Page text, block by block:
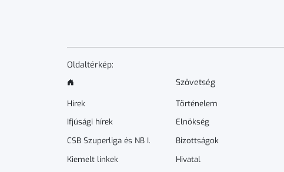
Oldaltérkép:
Hírek
Ifjúsági hírek
CSB Szuperliga és NB I.
Kiemelt linkek
Szövetség
Történelem
Elnökség
Bizottságok
Hivatal